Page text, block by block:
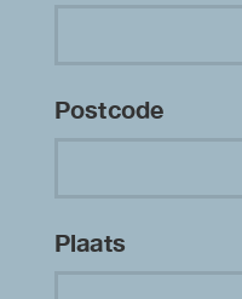
Postcode
Plaats